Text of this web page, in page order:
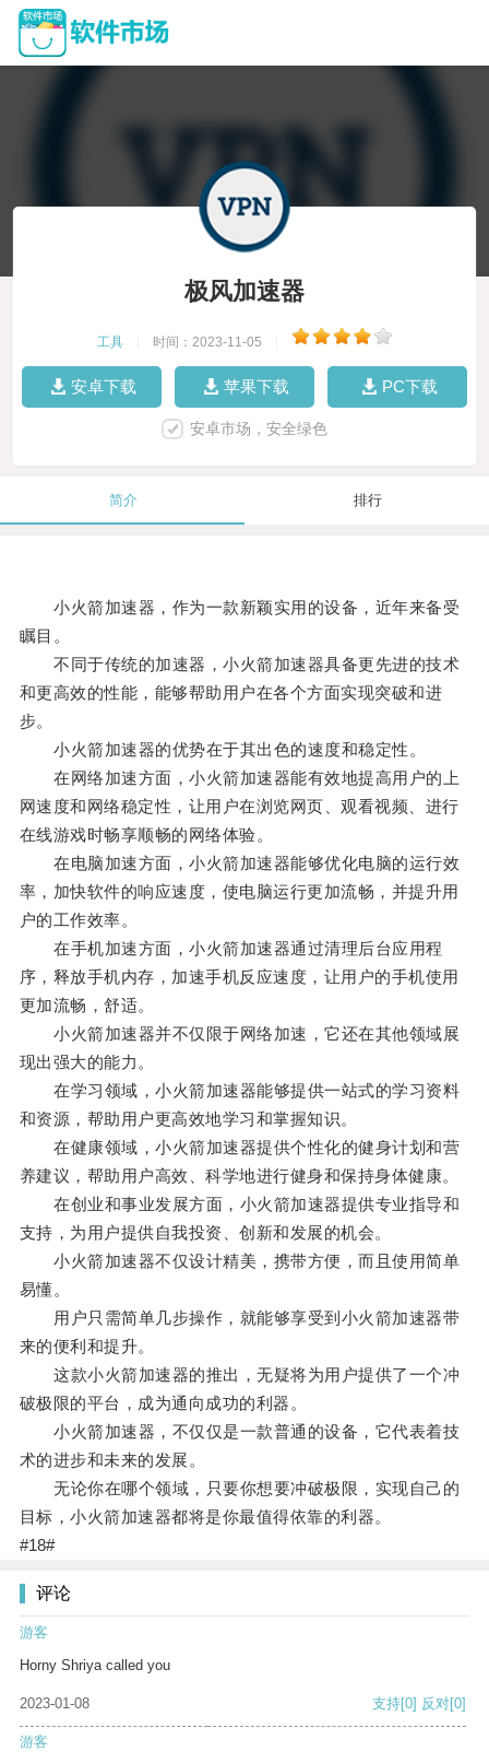
极风加速器
工具 时间：2023-11-05
安卓下载 苹果下载 PC下载
安卓市场，安全绿色
简介 排行
小火箭加速器，作为一款新颖实用的设备，近年来备受
瞩目。
不同于传统的加速器，小火箭加速器具备更先进的技术
和更高效的性能，能够帮助用户在各个方面实现突破和进
步。
小火箭加速器的优势在于其出色的速度和稳定性。
在网络加速方面，小火箭加速器能有效地提高用户的上
网速度和网络稳定性，让用户在浏览网页、观看视频、进行
在线游戏时畅享顺畅的网络体验。
在电脑加速方面，小火箭加速器能够优化电脑的运行效
率，加快软件的响应速度，使电脑运行更加流畅，并提升用
户的工作效率。
在手机加速方面，小火箭加速器通过清理后台应用程
序，释放手机内存，加速手机反应速度，让用户的手机使用
更加流畅，舒适。
小火箭加速器并不仅限于网络加速，它还在其他领域展
现出强大的能力。
在学习领域，小火箭加速器能够提供一站式的学习资料
和资源，帮助用户更高效地学习和掌握知识。
在健康领域，小火箭加速器提供个性化的健身计划和营
养建议，帮助用户高效、科学地进行健身和保持身体健康。
在创业和事业发展方面，小火箭加速器提供专业指导和
支持，为用户提供自我投资、创新和发展的机会。
小火箭加速器不仅设计精美，携带方便，而且使用简单
易懂。
用户只需简单几步操作，就能够享受到小火箭加速器带
来的便利和提升。
这款小火箭加速器的推出，无疑将为用户提供了一个冲
破极限的平台，成为通向成功的利器。
小火箭加速器，不仅仅是一款普通的设备，它代表着技
术的进步和未来的发展。
无论你在哪个领域，只要你想要冲破极限，实现自己的
目标，小火箭加速器都将是你最值得依靠的利器。
#18#
评论
游客
Horny Shriya called you
2023-01-08 支持[0] 反对[0]
游客